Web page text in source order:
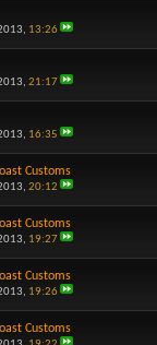
13:26
21:17
16:35
Customs
20:12
Customs
19:27
Customs
19:26
Customs